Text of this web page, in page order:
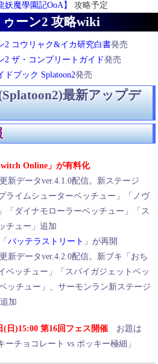
線
クト・エキスパンション
ップデートver.3.0.0
10
メインウェポン/スピナー
ブウェポン
インウェポン/チャージャー
カスフィア
レプリカ武器入手
24
定ギア
09
加アップデート
05
アタマ
妖魔學園記OoA】 攻略予定
ーン2 攻略wiki
2 コウリャク&イカ研究白書発売
2 ザ・コンプリートガイド発売
ドブック Splatoon2発売
最新アップデ
Online」が有料化
新データver.4.1.0配信。新ステージ
ライムシューターベッチュー」「ノヴ
「ダイナモローラーベッチュー」「ス
チュー」追加
バッテラストリート 」が再開
新データver.4.2.0配信。新ブキ「おち
ベッチュー」「スパイガジェットベッ
ッチュー」、サーモンラン新ステージ
加
(日)15:00 第16回フェス開催 お題は
ーチョコレート vs ポッキー極細」